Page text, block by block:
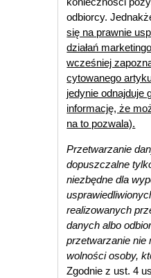
odbiorcy.
się na prawnie
działań
wcześniej
cytowanego
jedynie odnajduje
informację, że
na to pozwala).
Przetwarzanie
dopuszczalne
niezbędne dla
realizowanych
danych albo
przetwarzanie nie
wolności osoby,
Zgodnie z ust. 4